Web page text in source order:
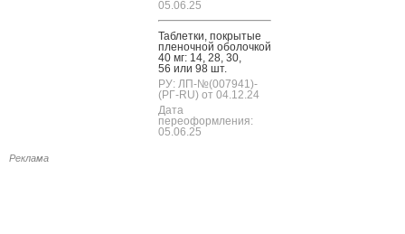
05.06.25
Таб­летки, пок­ры­тые
пле­ноч­ной обо­лоч­кой
40 мг: 14, 28, 30,
56 или 98 шт.
РУ: ЛП-№(007941)-
(РГ-RU) от 04.12.24
Дата
переоформления:
05.06.25
Реклама